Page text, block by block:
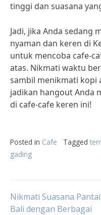
tinggi dan suasana
Jadi, jika Anda sedang
nyaman dan keren di
untuk mencoba cafe-
atas. Nikmati waktu
sambil menikmati kopi
jadikan hangout Anda
di cafe-cafe keren ini!
Posted in Cafe Tagged
gading
Post
Nikmati Suasana Pantai
Bali dengan Berbagai